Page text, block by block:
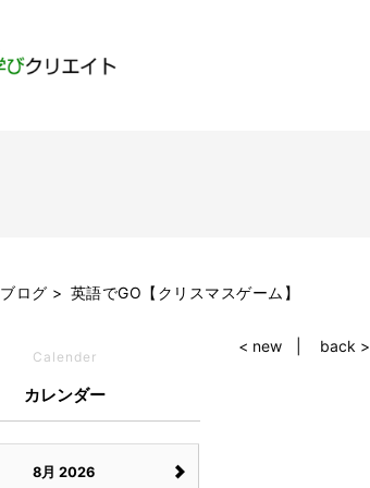
ブログ 英語でGO【クリスマスゲーム】
< new back >
Calender
カレンダー
8月 2026